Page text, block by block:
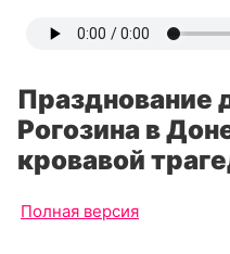
Празднование
Рогозина в
кровавой
Полная версия